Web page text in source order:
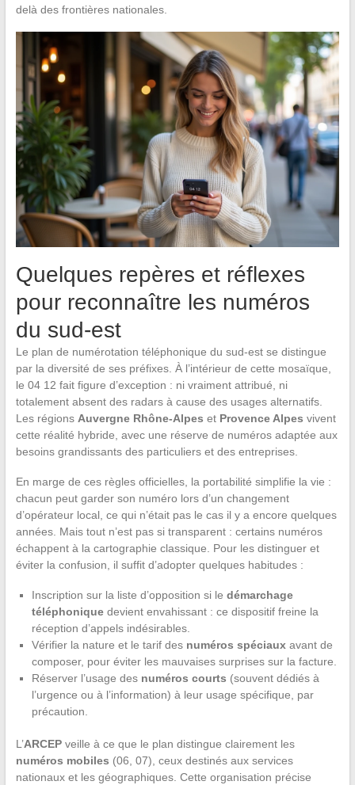
delà des frontières nationales.
Quelques repères et réflexes
pour reconnaître les numéros
du sud-est
Le plan de numérotation téléphonique du sud-est se distingue
par la diversité de ses préfixes. À l’intérieur de cette mosaïque,
le 04 12 fait figure d’exception : ni vraiment attribué, ni
totalement absent des radars à cause des usages alternatifs.
Les régions Auvergne Rhône-Alpes et Provence Alpes vivent
cette réalité hybride, avec une réserve de numéros adaptée aux
besoins grandissants des particuliers et des entreprises.
En marge de ces règles officielles, la portabilité simplifie la vie :
chacun peut garder son numéro lors d’un changement
d’opérateur local, ce qui n’était pas le cas il y a encore quelques
années. Mais tout n’est pas si transparent : certains numéros
échappent à la cartographie classique. Pour les distinguer et
éviter la confusion, il suffit d’adopter quelques habitudes :
Inscription sur la liste d’opposition si le démarchage
téléphoniquedevient envahissant : ce dispositif freine la
réception d’appels indésirables.
Vérifier la nature et le tarif des numéros spéciauxavant de
composer, pour éviter les mauvaises surprises sur la facture.
Réserver l’usage des numéros courts (souvent dédiés à
l’urgence ou à l’information) à leur usage spécifique, par
précaution.
L’ARCEPveille à ce que le plan distingue clairement les
numéros mobiles (06, 07), ceux destinés aux services
nationaux et les géographiques. Cette organisation précise